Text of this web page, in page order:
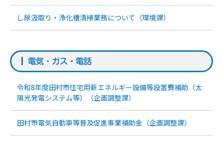
し尿汲取り・浄化槽清掃業務について（環境課）
電気・ガス・電話
令和8年度田村市住宅用新エネルギー設備等設置費補助（太
陽光発電システム等）（企画調整課）
田村市電気自動車等普及促進事業補助金（企画調整課）